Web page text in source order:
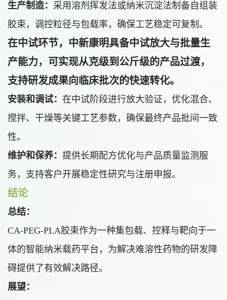
生产制造： 采用溶剂挥发法或纳米沉淀法制备自组装
胶束，调控粒径与包载率，确保工艺稳定可复制。
在中试环节，中新康明具备中试放大与批量生
产能力，可实现从克级到公斤级的产品过渡，
支持研发成果向临床批次的快速转化。
安装和调试： 在中试阶段进行放大验证，优化混合、
搅拌、干燥等关键工艺参数，确保最终产品批间一致
性。
维护和保养： 提供长期配方优化与产品质量监测服
务，支持客户开展稳定性研究与注册申报。
结论
总结：
CA-PEG-PLA胶束作为一种集包载、控释与靶向于一
体的智能纳米载药平台，为解决难溶性药物的研发障
碍提供了有效解决路径。
展望：